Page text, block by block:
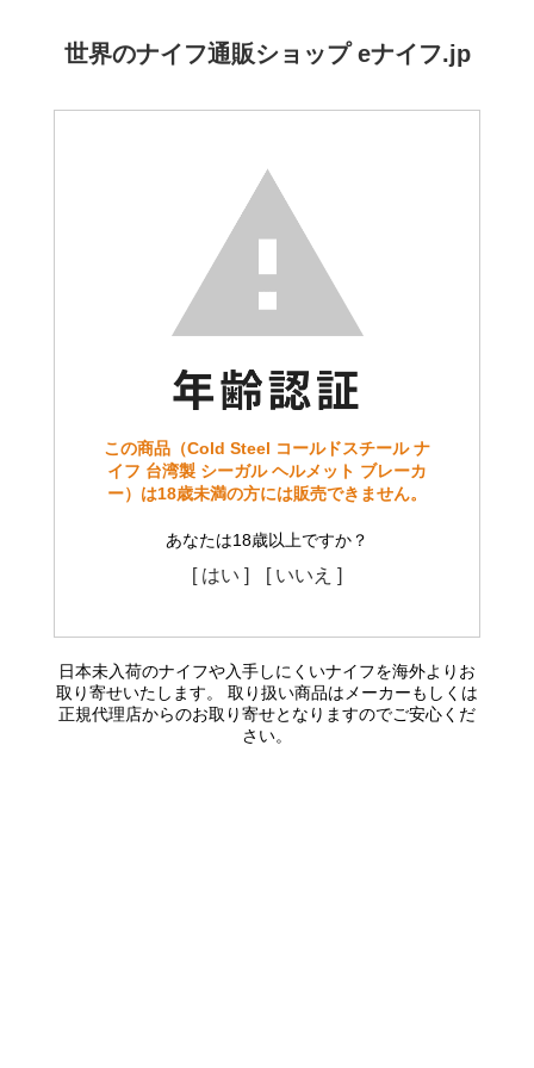
世界のナイフ通販ショップ eナイフ.jp
この商品（Cold Steel コールドスチール ナ
イフ 台湾製 シーガル ヘルメット ブレーカ
ー）は18歳未満の方には販売できません。
あなたは18歳以上ですか？
[ はい ] [ いいえ ]
日本未入荷のナイフや入手しにくいナイフを海外よりお
取り寄せいたします。 取り扱い商品はメーカーもしくは
正規代理店からのお取り寄せとなりますのでご安心くだ
さい。